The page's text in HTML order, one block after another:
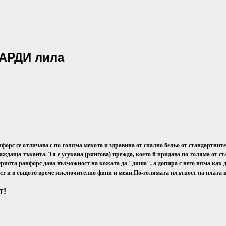
лила
се отличава с по-голяма мекота и здравина от спално бельо от
тъканта. Тя е усукана (рингова) прежда, което й придава по-голяма от
ранфорс дава възможност на кожата да "диша", а допира с него няма как
и в същото време изключително фини и меки.По-голямата плътност на плата